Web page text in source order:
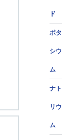
ド
ポタ
シウ
ム
ナト
リウ
ム